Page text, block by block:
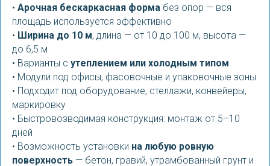
• Арочная бескаркасная форма без опор — вся
площадь используется эффективно
• Ширина до 10 м, длина — от 10 до 100 м, высота —
до 6,5 м
• Варианты с утеплением или холодным типом
• Модули под офисы, фасовочные и упаковочные зоны
• Подходит под оборудование, стеллажи, конвейеры,
маркировку
• Быстровозводимая конструкция: монтаж от 5–10
дней
• Возможность установки на любую ровную
поверхность — бетон, гравий, утрамбованный грунт и